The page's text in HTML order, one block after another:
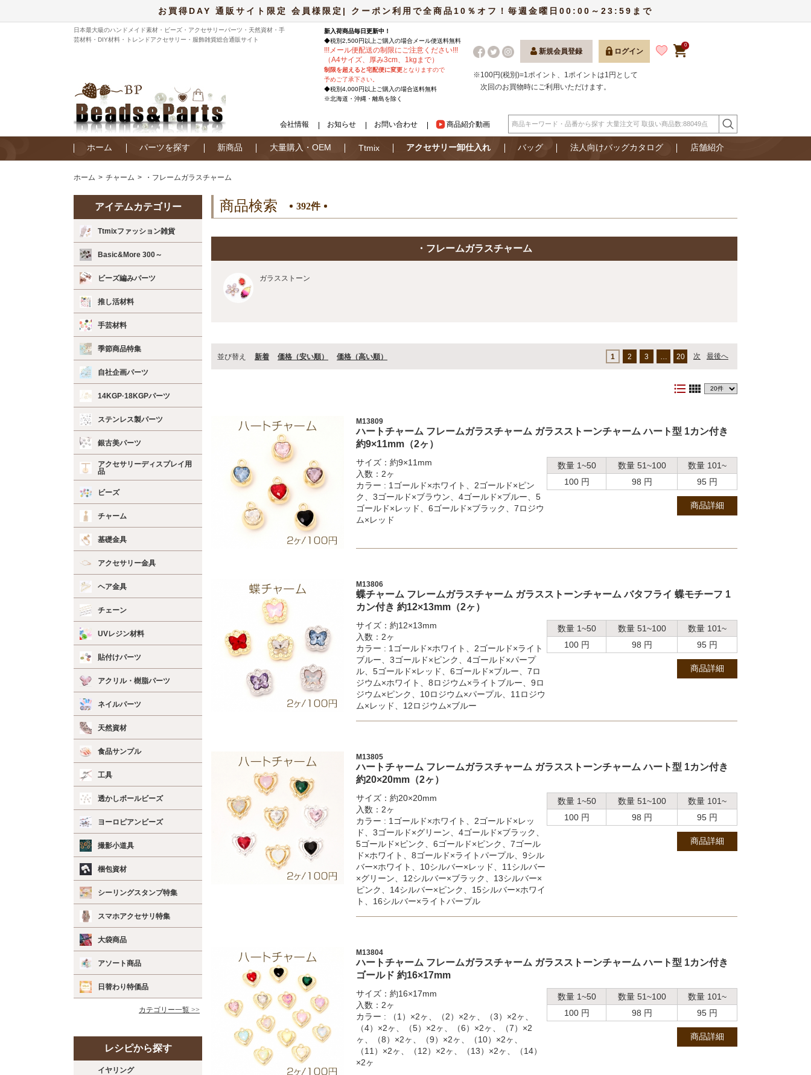
お買得DAY 通販サイト限定 会員様限定| クーポン利用で全商品10％オフ！毎週金曜日00:00～23:59まで
日本最大級のハンドメイド素材・ビーズ・アクセサリーパーツ・天然資材・手
芸材料・DIY材料・トレンドアクセサリー・服飾雑貨総合通販サイト
新入荷商品毎日更新中！
◆税別2,500円以上ご購入の場合 メール便送料無料
!!!メール便配送の制限にご注意ください!!!
（A4サイズ、厚み3cm、1kgまで）
制限を超えると宅配便に変更となりますので
予めご了承下さい。
◆税別4,000円以上ご購入の場合送料無料
※北海道・沖縄・離島を除く
新規会員登録 ログイン
0
※100円(税別)=1ポイント、1ポイントは1円として
次回のお買物時にご利用いただけます。
会社情報 お知らせ お問い合わせ 商品紹介動画
ホーム パーツを探す 新商品 大量購入・OEM Ttmix アクセサリー卸仕入れ バッグ 法人向けバッグカタログ 店舗紹介
ホーム チャーム ・フレームガラスチャーム
アイテムカテゴリー
Ttmixファッション雑貨
Basic&More 300～
ビーズ編みパーツ
推し活材料
手芸材料
季節商品特集
自社企画パーツ
14KGP·18KGPパーツ
ステンレス製パーツ
銀古美パーツ
アクセサリーディスプレイ用
品
ビーズ
チャーム
基礎金具
アクセサリー金具
ヘア金具
チェーン
UVレジン材料
貼付けパーツ
アクリル・樹脂パーツ
ネイルパーツ
天然資材
食品サンプル
工具
透かしボールビーズ
ヨーロピアンビーズ
撮影小道具
梱包資材
シーリングスタンプ特集
スマホアクセサリ特集
大袋商品
アソート商品
日替わり特価品
カテゴリー一覧 >>
レシピから探す
イヤリング
商品検索 392件
・フレームガラスチャーム
ガラスストーン
並び替え 新着 価格（安い順） 価格（⾼い順） 1 2 3 20 次 最後へ
format_list_bulleted view_comfy
M13809
ハートチャーム フレームガラスチャーム ガラスストーンチャーム ハート型 1カン付き
約9×11mm（2ヶ）
サイズ：約9×11mm
入数：2ヶ
カラー : 1ゴールド×ホワイト、2ゴールド×ピン
ク、3ゴールド×ブラウン、4ゴールド×ブルー、5
ゴールド×レッド、6ゴールド×ブラック、7ロジウ
ム×レッド
数量 1~50 数量 51~100
数量 101~
100 円
98 円 95 円
商品詳細
M13806
蝶チャーム フレームガラスチャーム ガラスストーンチャーム バタフライ 蝶モチーフ 1
カン付き 約12×13mm（2ヶ）
サイズ：約12×13mm
入数：2ヶ
カラー : 1ゴールド×ホワイト、2ゴールド×ライト
ブルー、3ゴールド×ピンク、4ゴールド×パープ
ル、5ゴールド×レッド、6ゴールド×ブルー、7ロ
ジウム×ホワイト、8ロジウム×ライトブルー、9ロ
ジウム×ピンク、10ロジウム×パープル、11ロジウ
ム×レッド、12ロジウム×ブルー
数量 1~50 数量 51~100
数量 101~
100 円
98 円 95 円
商品詳細
M13805
ハートチャーム フレームガラスチャーム ガラスストーンチャーム ハート型 1カン付き
約20×20mm（2ヶ）
サイズ：約20×20mm
入数：2ヶ
カラー : 1ゴールド×ホワイト、2ゴールド×レッ
ド、3ゴールド×グリーン、4ゴールド×ブラック、
5ゴールド×ピンク、6ゴールド×ピンク、7ゴール
ド×ホワイト、8ゴールド×ライトパープル、9シル
バー×ホワイト、10シルバー×レッド、11シルバー
×グリーン、12シルバー×ブラック、13シルバー×
ピンク、14シルバー×ピンク、15シルバー×ホワイ
ト、16シルバー×ライトパープル
数量 1~50 数量 51~100
数量 101~
100 円
98 円 95 円
商品詳細
M13804
ハートチャーム フレームガラスチャーム ガラスストーンチャーム ハート型 1カン付き
ゴールド 約16×17mm
サイズ：約16×17mm
入数：2ヶ
カラー : （1）×2ヶ、（2）×2ヶ、（3）×2ヶ、
（4）×2ヶ、（5）×2ヶ、（6）×2ヶ、（7）×2
ヶ、（8）×2ヶ、（9）×2ヶ、（10）×2ヶ、
（11）×2ヶ、（12）×2ヶ、（13）×2ヶ、（14）
×2ヶ
数量 1~50 数量 51~100
数量 101~
100 円
98 円 95 円
商品詳細